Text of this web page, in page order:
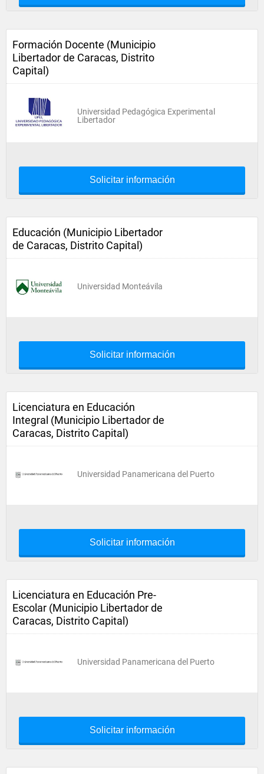
Formación Docente (Municipio
Libertador de Caracas, Distrito
Capital)
Universidad Pedagógica Experimental
Libertador
Solicitar información
Educación (Municipio Libertador
de Caracas, Distrito Capital)
Universidad Monteávila
Solicitar información
Licenciatura en Educación
Integral (Municipio Libertador de
Caracas, Distrito Capital)
Universidad Panamericana del Puerto
Solicitar información
Licenciatura en Educación Pre-
Escolar (Municipio Libertador de
Caracas, Distrito Capital)
Universidad Panamericana del Puerto
Solicitar información